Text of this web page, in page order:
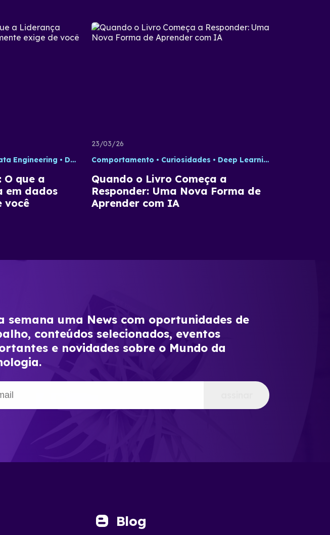
Engineering Data Science Desenvolvimento Estratégia Gestão
que a
em dados
você
23/03/26
Comportamento
Curiosidades Deep Learning
Quando o Livro Começa a
Responder: Uma Nova Forma de
Aprender com IA
semana uma News com oportunidades de
conteúdos selecionados, eventos
e novidades sobre o Mundo da
Blog